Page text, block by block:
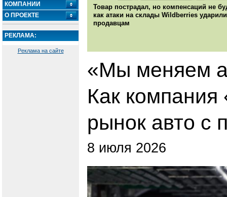
КОМПАНИИ
О ПРОЕКТЕ
РЕКЛАМА:
Реклама на сайте
Товар пострадал, но компенсаций не
как атаки на склады Wildberries
продавцам
«Мы меняем
Как компания
рынок авто с
8 июля 2026